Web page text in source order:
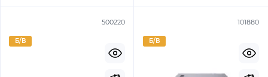
500220
Б/В
101880
Б/В